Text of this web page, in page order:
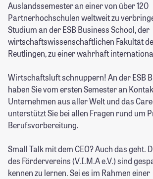
Auslandssemester an einer von über 120
Partnerhochschulen weltweit zu
Studium an der ESB Business School, der
wirtschaftswissenschaftlichen Fakultät
Reutlingen, zu einer wahrhaft
Wirtschaftsluft schnuppern! An der ESB
haben Sie vom ersten Semester an
Unternehmen aus aller Welt und das
unterstützt Sie bei allen Fragen rund um
Berufsvorbereitung.
Small Talk mit dem CEO? Auch das geht.
des Fördervereins (V.I.M.A e.V.) sind
kennen zu lernen. Sei es im Rahmen einer